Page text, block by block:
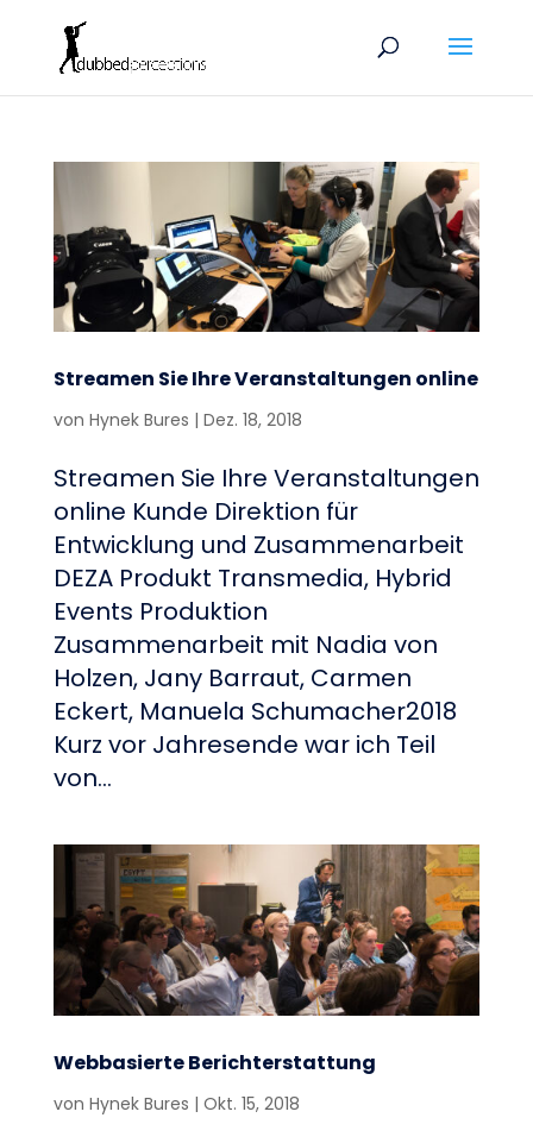
Streamen Sie Ihre Veranstaltungen online
von Hynek Bures | Dez. 18, 2018
Streamen Sie Ihre Veranstaltungen
online Kunde Direktion für
Entwicklung und Zusammenarbeit
DEZA Produkt Transmedia, Hybrid
Events Produktion
Zusammenarbeit mit Nadia von
Holzen, Jany Barraut, Carmen
Eckert, Manuela Schumacher2018
Kurz vor Jahresende war ich Teil
von...
Webbasierte Berichterstattung
von Hynek Bures | Okt. 15, 2018